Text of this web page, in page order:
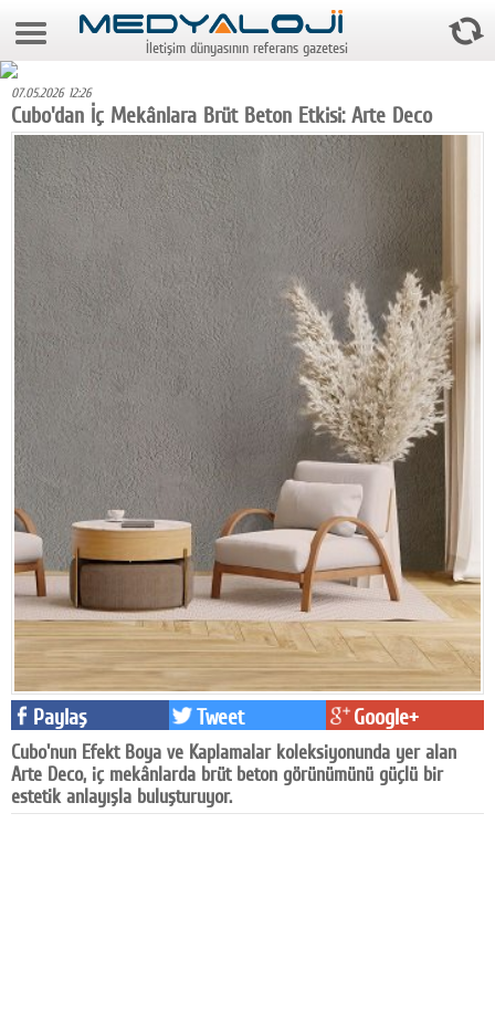
9 Ağustos 2026 15:50:34
Foto Galeri
Video Galeri
Gazeteler
Reyting-tiraj
Teknoloji
Televizyon
Dünya
Pr
Facebook
Diziler
Karikatür
Youtube
Polemik
Reklam
Yazarlar
İletişim dünyasının referans gazetesi
07.05.2026 12:26
Cubo'dan İç Mekânlara Brüt Beton Etkisi: Arte Deco
Paylaş Tweet Google+
Cubo'nun Efekt Boya ve Kaplamalar koleksiyonunda yer alan
Arte Deco, iç mekânlarda brüt beton görünümünü güçlü bir
estetik anlayışla buluşturuyor.